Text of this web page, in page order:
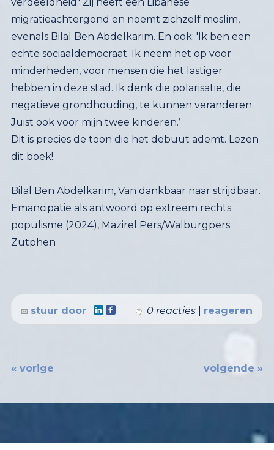
Juist ook voor mijn twee kinderen.’
Dit is precies de toon die het debuut ademt. Lezen
dit boek!
Bilal Ben Abdelkarim, Van dankbaar naar strijdbaar.
Emancipatie als antwoord op extreem rechts
populisme (2024), Mazirel Pers/Walburgpers
Zutphen
0 reacties reageren
stuur door
« vorige volgende »